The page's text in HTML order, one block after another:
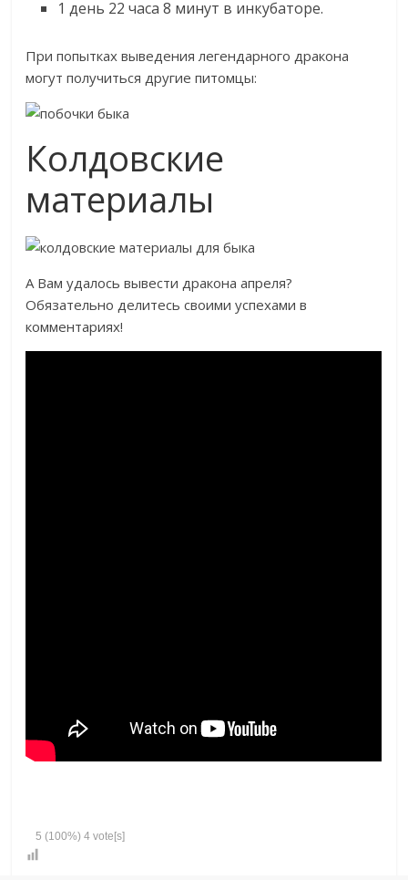
1 день 22 часа 8 минут в инкубаторе.
При попытках выведения легендарного дракона
могут получиться другие питомцы:
Колдовские
материалы
А Вам удалось вывести дракона апреля?
Обязательно делитесь своими успехами в
комментариях!
5 (100%)4 vote[s]